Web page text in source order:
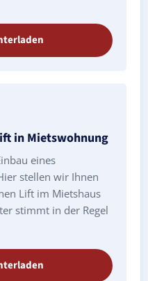
in Mietswohnung
eines
stellen wir Ihnen
Lift im Mietshaus
stimmt in der Regel